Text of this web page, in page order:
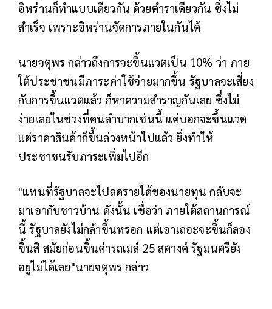
อิหร่านก็ทำแบบเดียวกัน ด้วยตำราเดียวกัน ซึ่งไม่
สำเร็จ เพราะอิหร่านจัดการภายในกันได้
นายจตุพร กล่าวถึงการจะขึ้นแวตเป็น 10% ว่า ภาย
ใต้ประชาชนมีภาระค่าใช้จ่ายมากขึ้น รัฐบาลจะเสี่ยง
กับการขึ้นแวตแล้ว ก็หาความสำราญกันเลย ซึ่งไม่
ง่ายเลยในช่วงที่คนลำบากเช่นนี้ แค่บอกจะขึ้นแวต
แต่ราคาสินค้าก็ขึ้นล่วงหน้าไปแล้ว ยิ่งทำให้
ประชาชนรับภาระเพิ่มไปอีก
"แทนที่รัฐบาลจะไปลดรายได้ของนายทุน กลับจะ
มาเอากับชาวบ้าน ดังนั้น เชื่อว่า ภายใต้สถานการณ์
นี้ รัฐบาลยังไม่กล้าขึ้นหรอก แต่เอาเถอะจะขึ้นก็ลอง
ขึ้นสิ สมัยก่อนขึ้นค่ารถเมล์ 25 สตางค์ รัฐมนตรียัง
อยู่ไม่ได้เลย"นายจตุพร กล่าว